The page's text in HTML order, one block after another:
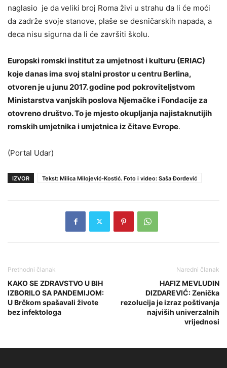
naglasio je da veliki broj Roma živi u strahu da li će moći
da zadrže svoje stanove, plaše se desničarskih napada, a
deca nisu sigurna da li će završiti školu.
Europski romski institut za umjetnost i kulturu (ERIAC)
koje danas ima svoj stalni prostor u centru Berlina,
otvoren je u junu 2017. godine pod pokroviteljstvom
Ministarstva vanjskih poslova Njemačke i Fondacije za
otovreno društvo. To je mjesto okupljanja najistaknutijih
romskih umjetnika i umjetnica iz čitave Evrope.
(Portal Udar)
IZVOR Tekst: Milica Milojević-Kostić. Foto i video: Saša Đorđević
Prethodni članak
KAKO SE ZDRAVSTVO U BIH
IZBORILO SA PANDEMIJOM:
U Brčkom spašavali živote
bez infektologa
Naredni članak
HAFIZ MEVLUDIN
DIZDAREVIĆ: Zenička
rezolucija je izraz poštivanja
najviših univerzalnih
vrijednosi